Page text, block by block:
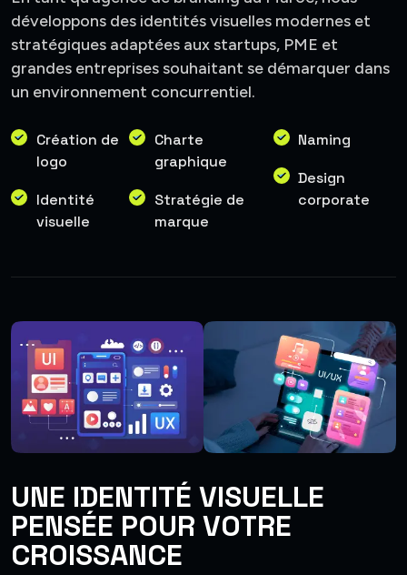
développons des identités visuelles modernes et
stratégiques adaptées aux startups, PME et
grandes entreprises souhaitant se démarquer dans
un environnement concurrentiel.
Création de
logo
Identité
visuelle
Charte
graphique
Stratégie de
marque
Naming
Design
corporate
UNE IDENTITÉ VISUELLE
PENSÉE POUR VOTRE
CROISSANCE